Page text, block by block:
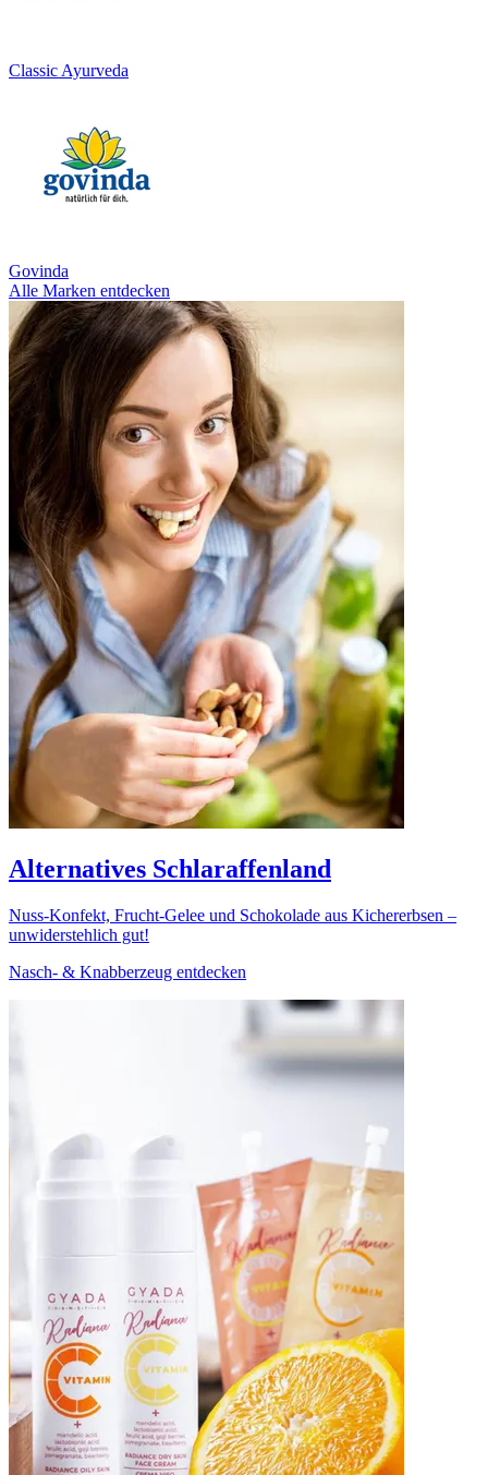
Classic Ayurveda
Govinda
Alle Marken entdecken
Alternatives Schlaraffenland
Nuss-Konfekt, Frucht-Gelee und Schokolade aus Kichererbsen –
unwiderstehlich gut!
Nasch- & Knabberzeug entdecken